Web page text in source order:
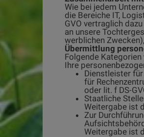
Wie bei jedem
die Bereiche IT,
GVO vertraglich
an unsere
werblichen
Übermittlung
Folgende
Ihre
Dienstleister
für
oder lit. f DS-
Staatliche
Weitergabe ist
Zur
Weitergabe ist